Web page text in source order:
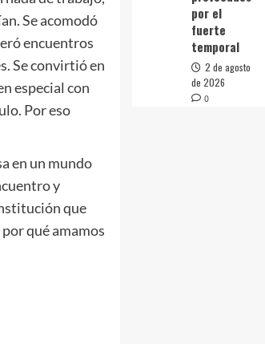
Se acomodó
encuentros
Se convirtió en
especial con
Por eso
en un mundo
y
que
qué amamos
por el
fuerte
temporal
2 de agosto
de 2026
0